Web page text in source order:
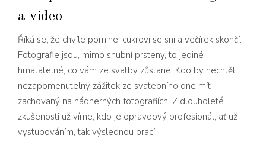
a video
Říká se, že chvíle pomine, cukroví se sní a večírek skončí.
Fotografie jsou, mimo snubní prsteny, to jediné
hmatatelné, co vám ze svatby zůstane. Kdo by nechtěl
nezapomenutelný zážitek ze svatebního dne mít
zachovaný na nádherných fotografiích. Z dlouholeté
zkušenosti už víme, kdo je opravdový profesionál, ať už
vystupováním, tak výslednou prací.